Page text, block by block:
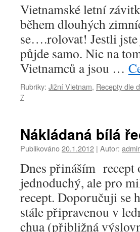
Vietnamské letní
během dlouhých
se….rolovat! Jestli
půjde samo. Nic na
Vietnamců a jsou …
Rubriky: Jižní Vietnam, Recepty dle
7
Nákládaná bílá
Publikováno20.1.2012 | Autor:
Dnes přináším recept
jednoduchý, ale pro
recept. Doporučuji se
stále připravenou v
chua (přibližná